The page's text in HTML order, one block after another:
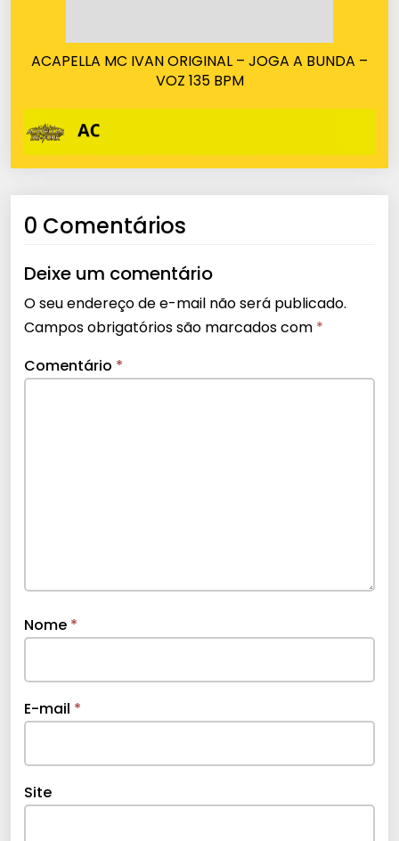
ACAPELLA MC IVAN ORIGINAL – JOGA A BUNDA –
VOZ 135 BPM
0 Comentários
Deixe um comentário
O seu endereço de e-mail não será publicado.
Campos obrigatórios são marcados com *
Comentário *
Nome *
E-mail *
Site